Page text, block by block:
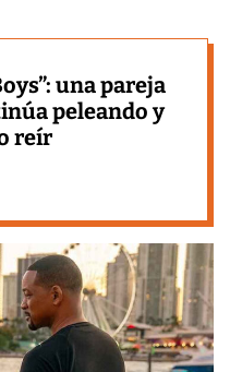
una pareja
peleando y
reír